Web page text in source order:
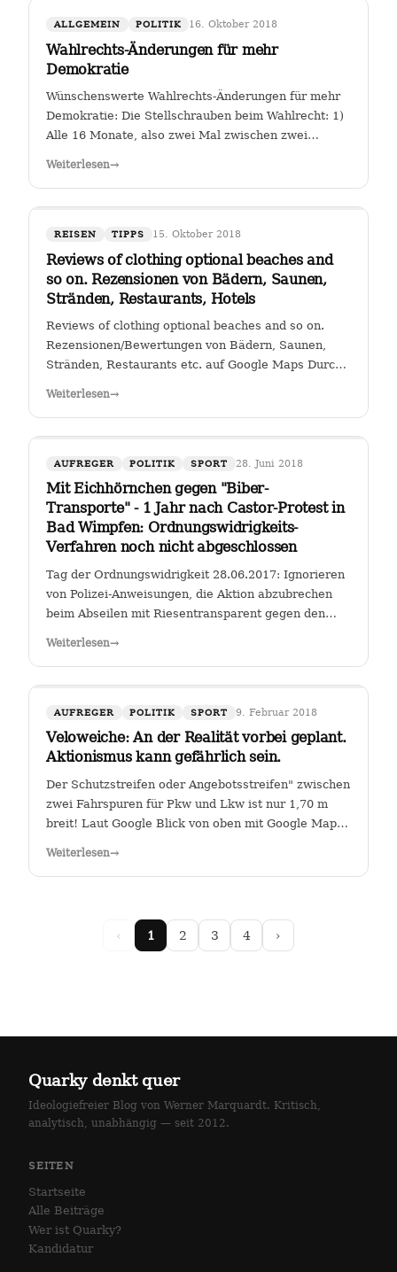
ALLGEMEIN POLITIK 16. Oktober 2018
Wahlrechts-Änderungen für mehr
Demokratie
Wünschenswerte Wahlrechts-Änderungen für mehr
Demokratie: Die Stellschrauben beim Wahlrecht: 1)
Alle 16 Monate, also zwei Mal zwischen zwei
Weiterlesen→
REISEN TIPPS 15. Oktober 2018
Reviews of clothing optional beaches and
so on. Rezensionen von Bädern, Saunen,
Stränden, Restaurants, Hotels
Reviews of clothing optional beaches and so on.
Rezensionen/Bewertungen von Bädern, Saunen,
Stränden, Restaurants etc. auf Google Maps Durch
Weiterlesen→
AUFREGER POLITIK SPORT 28. Juni 2018
Mit Eichhörnchen gegen "Biber-
Transporte" - 1 Jahr nach Castor-Protest in
Bad Wimpfen: Ordnungswidrigkeits-
Verfahren noch nicht abgeschlossen
Tag der Ordnungswidrigkeit 28.06.2017: Ignorieren
von Polizei-Anweisungen, die Aktion abzubrechen
beim Abseilen mit Riesentransparent gegen den
Weiterlesen→
AUFREGER POLITIK SPORT 9. Februar 2018
Veloweiche: An der Realität vorbei geplant.
Aktionismus kann gefährlich sein.
Der Schutzstreifen oder Angebotsstreifen" zwischen
zwei Fahrspuren für Pkw und Lkw ist nur 1,70 m
breit! Laut Google Blick von oben mit Google Maps
Weiterlesen→
‹ 1 2 3 4 ›
Quarky denkt quer
Ideologiefreier Blog von Werner Marquardt. Kritisch,
analytisch, unabhängig — seit 2012.
SEITEN
Startseite
Alle Beiträge
Wer ist Quarky?
Kandidatur